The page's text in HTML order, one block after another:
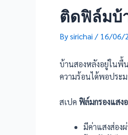
ติดฟิล์มบ้
Bysirichai / 16/06/
บ้านสองหลังอยู่ในพื้
ความร้อนได้พอประ
สเปค ฟิล์มกรองแสง
มีค่าแสงส่อง